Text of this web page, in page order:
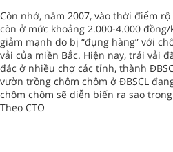
Còn nhớ, năm 2007, vào thời điểm
còn ở mức khoảng 2.000-4.000
giảm mạnh do bị “đụng hàng” với
vải của miền Bắc. Hiện nay, trái vải
đác ở nhiều chợ các tỉnh, thành
vườn trồng chôm chôm ở ĐBSCL
chôm chôm sẽ diễn biến ra sao
Theo CTO